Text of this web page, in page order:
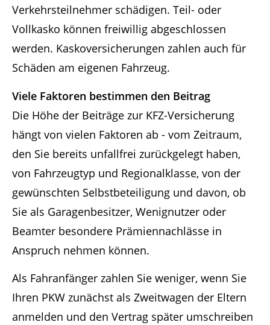
Verkehrsteilnehmer schädigen. Teil- oder
Vollkasko können freiwillig abgeschlossen
werden. Kaskoversicherungen zahlen auch für
Schäden am eigenen Fahrzeug.
Viele Faktoren bestimmen den Beitrag
Die Höhe der Beiträge zur KFZ-Versicherung
hängt von vielen Faktoren ab - vom Zeitraum,
den Sie bereits unfallfrei zurückgelegt haben,
von Fahrzeugtyp und Regionalklasse, von der
gewünschten Selbstbeteiligung und davon, ob
Sie als Garagenbesitzer, Wenignutzer oder
Beamter besondere Prämiennachlässe in
Anspruch nehmen können.
Als Fahranfänger zahlen Sie weniger, wenn Sie
Ihren PKW zunächst als Zweitwagen der Eltern
anmelden und den Vertrag später umschreiben